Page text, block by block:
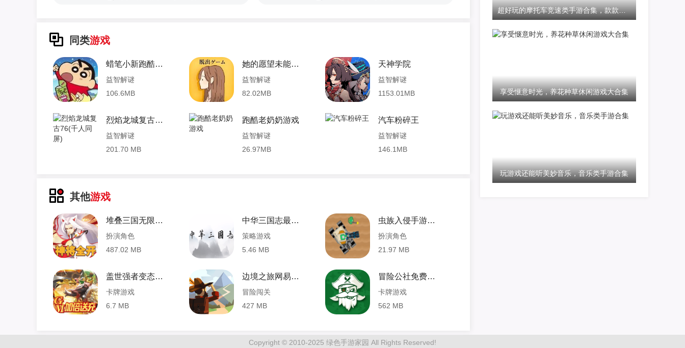
同类游戏
蜡笔小新跑酷手游
益智解谜
106.6MB
她的愿望未能如愿
益智解谜
82.02MB
天神学院
益智解谜
1153.01MB
烈焰龙城复古76(千人同屏)
益智解谜
201.70 MB
跑酷老奶奶游戏
益智解谜
26.97MB
汽车粉碎王
益智解谜
146.1MB
其他游戏
堆叠三国无限钻石 1.0 安卓版
扮演角色
487.02 MB
中华三国志最新稳定版 1.1.7 安卓版
策略游戏
5.46 MB
虫族入侵手游完整版 2.00.05 安卓版
扮演角色
21.97 MB
盖世强者变态版 1.0.0 安卓版
卡牌游戏
6.7 MB
边境之旅网易官方版 3.1.6 安卓版
冒险闯关
427 MB
冒险公社免费版 1.11.18 安卓版
卡牌游戏
562 MB
超好玩的摩托车竞速类手游合集，款款经典
享受惬意时光，养花种草休闲游戏大合集
玩游戏还能听美妙音乐，音乐类手游合集
Copyright © 2010-2025 绿色手游家园 All Rights Reserved!